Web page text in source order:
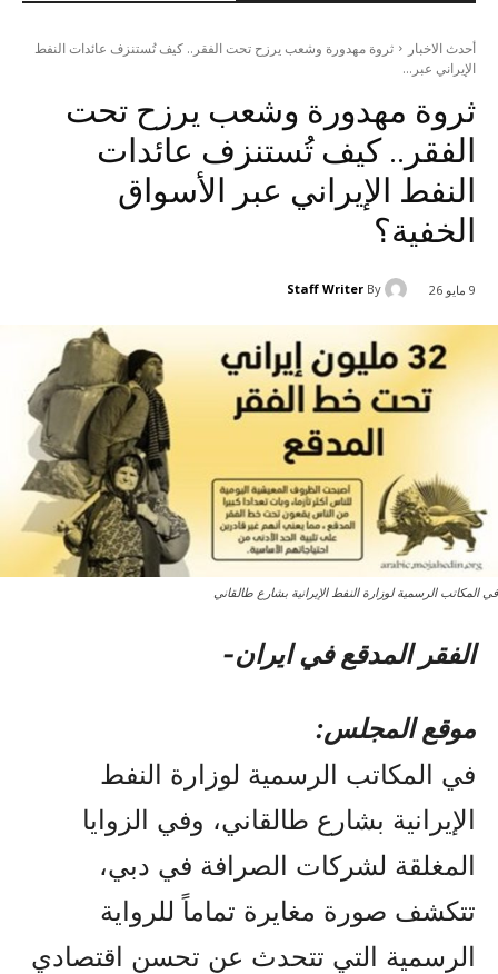
أحدث الاخبار
ثروة مهدورة وشعب يرزح تحت الفقر.. كيف تُستنزف عائدات النفط
الإيراني عبر...
ثروة مهدورة وشعب يرزح تحت
الفقر.. كيف تُستنزف عائدات
النفط الإيراني عبر الأسواق
الخفية؟
9 مايو 26 By
Staff Writer
في المكاتب الرسمية لوزارة النفط الإيرانية بشارع طالقاني
الفقر المدقع في ایران-
موقع المجلس:
في المكاتب الرسمية لوزارة النفط
الإيرانية بشارع طالقاني، وفي الزوايا
المغلقة لشركات الصرافة في دبي،
تتكشف صورة مغايرة تماماً للرواية
الرسمية التي تتحدث عن تحسن اقتصادي